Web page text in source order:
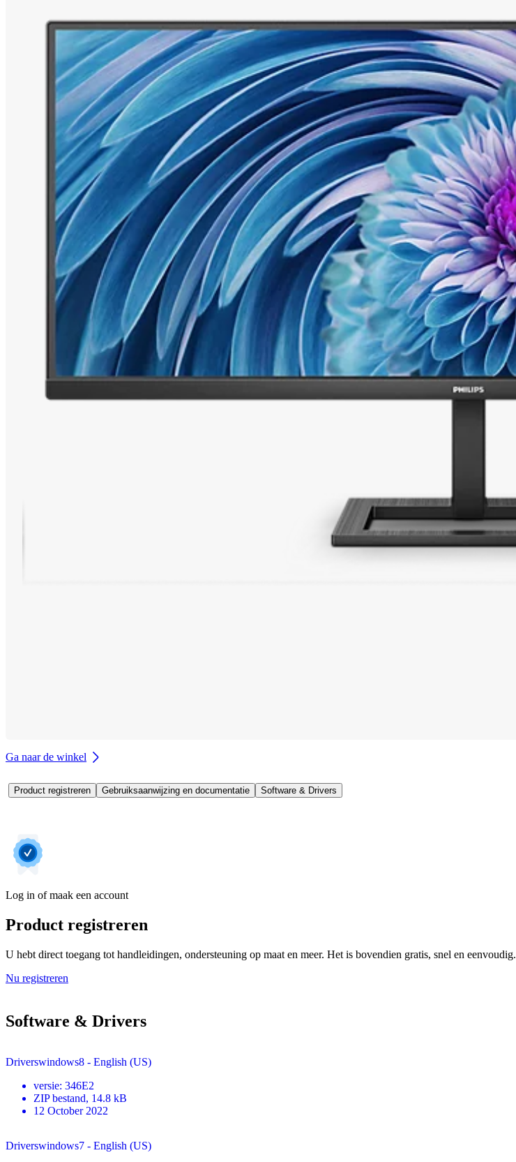
Ga naar de winkel
Product registreren Gebruiksaanwijzing en documentatie Software & Drivers
Log in of maak een account
Product registreren
U hebt direct toegang tot handleidingen, ondersteuning op maat en meer. Het is bovendien gratis, snel en eenvoudig.
Nu registreren
Software & Drivers
Driverswindows8 - English (US)
versie: 346E2
ZIP bestand, 14.8 kB
12 October 2022
Driverswindows7 - English (US)